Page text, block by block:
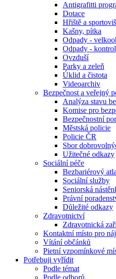
Antigrafitti
Dotace
Hřiště a
Kašny, pítka
Odpady -
Odpady -
Ovzduší
Parky a zeleň
Úklid a čistota
Videoarchiv
Bezpečnost a veřejný
Analýza stavu
Komise pro
Bezpečnostní
Městská policie
Policie ČR
Sbor
Užitečné odkazy
Sociální péče
Bezbariérový
Sociální služby
Seniorská
Právní
Důležité odkazy
Zdravotnictví
Zdravotnická
Kontaktní místo pro
Vítání občánků
Pietní vzpomínkové
Potřebuji vyřídit
Podle témat